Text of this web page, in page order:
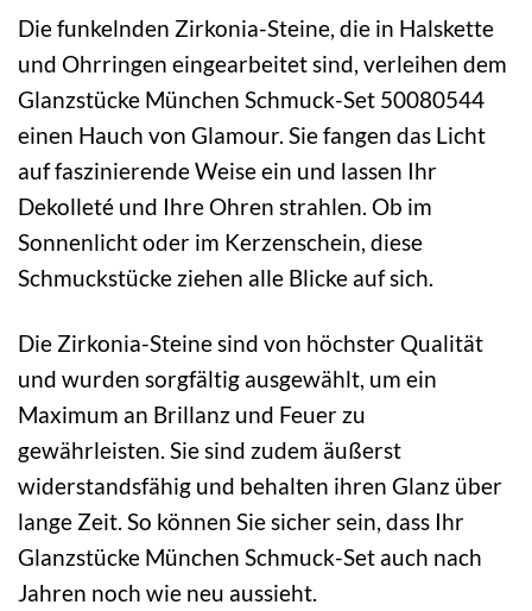
Die funkelnden Zirkonia-Steine, die in Halskette
und Ohrringen eingearbeitet sind, verleihen dem
Glanzstücke München Schmuck-Set 50080544
einen Hauch von Glamour. Sie fangen das Licht
auf faszinierende Weise ein und lassen Ihr
Dekolleté und Ihre Ohren strahlen. Ob im
Sonnenlicht oder im Kerzenschein, diese
Schmuckstücke ziehen alle Blicke auf sich.
Die Zirkonia-Steine sind von höchster Qualität
und wurden sorgfältig ausgewählt, um ein
Maximum an Brillanz und Feuer zu
gewährleisten. Sie sind zudem äußerst
widerstandsfähig und behalten ihren Glanz über
lange Zeit. So können Sie sicher sein, dass Ihr
Glanzstücke München Schmuck-Set auch nach
Jahren noch wie neu aussieht.